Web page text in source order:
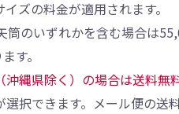
ズの料金が適用されます。
のいずれかを含む場合は
す。
縄県除く）の場合は送料無
択できます。メール便の送